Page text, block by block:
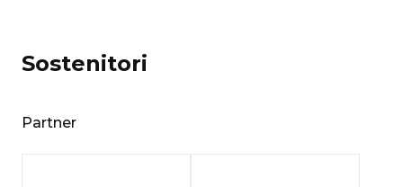
Sostenitori
Partner